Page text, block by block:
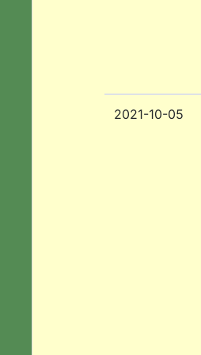
2021-10-05